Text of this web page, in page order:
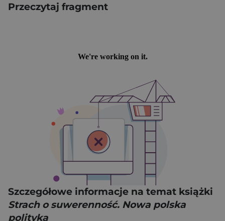
Przeczytaj fragment
Szczegółowe informacje na temat książki
Strach o suwerenność. Nowa polska
polityka